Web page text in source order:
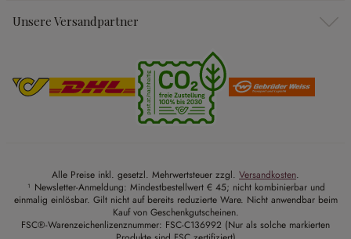
Unsere Versandpartner
Alle Preise inkl. gesetzl. Mehrwertsteuer zzgl. Versandkosten.
¹ Newsletter-Anmeldung: Mindestbestellwert € 45; nicht kombinierbar und
einmalig einlösbar. Gilt nicht auf bereits reduzierte Ware. Nicht anwendbar beim
Kauf von Geschenkgutscheinen.
FSC®-Warenzeichenlizenznummer: FSC-C136992 (Nur als solche markierten